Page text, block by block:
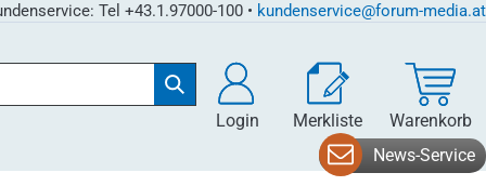
Tel +43.1.97000-100 • kundenservice@forum-media.at
Login Merkliste Warenkorb
News-Service